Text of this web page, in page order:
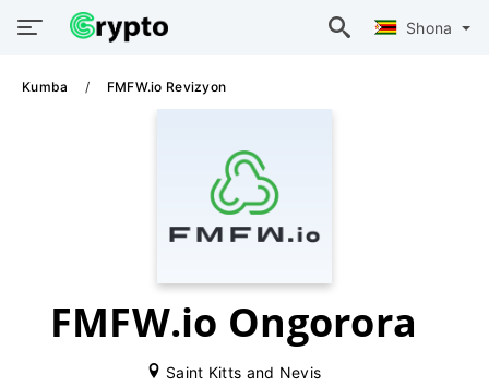
Shona
Kumba FMFW.io Revizyon
FMFW.io Ongorora
Saint Kitts and Nevis